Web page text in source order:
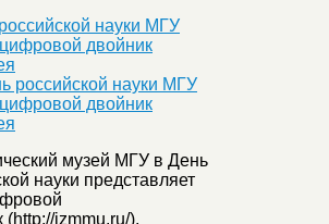
науки МГУ
двойник
музей МГУ в День
науки представляет
(http://izmmu.ru/).